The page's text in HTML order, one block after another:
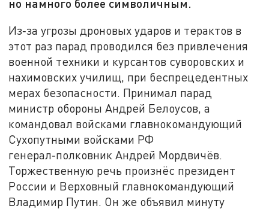
но намного более символичным.
Из‑за угрозы дроновых ударов и терактов в
этот раз парад проводился без привлечения
военной техники и курсантов суворовских и
нахимовских училищ, при беспрецедентных
мерах безопасности. Принимал парад
министр обороны Андрей Белоусов, а
командовал войсками главнокомандующий
Сухопутными войсками РФ
генерал‑полковник Андрей Мордвичёв.
Торжественную речь произнёс президент
России и Верховный главнокомандующий
Владимир Путин. Он же объявил минуту